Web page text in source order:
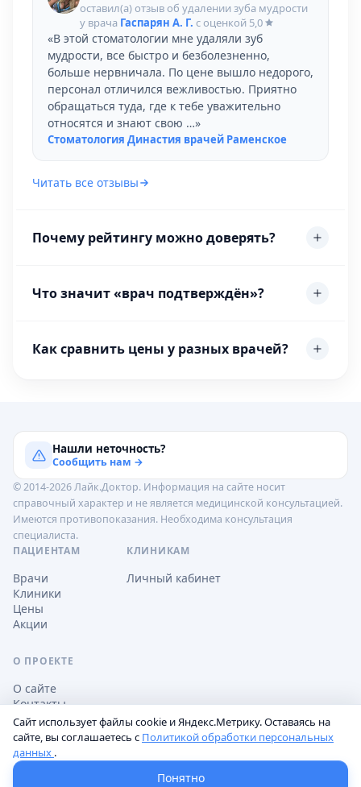
оставил(а) отзыв об удалении зуба мудрости
у врача Гаспарян А. Г. с оценкой 5,0
«В этой стоматологии мне удаляли зуб
мудрости, все быстро и безболезненно,
больше нервничала. По цене вышло недорого,
персонал отличился вежливостью. Приятно
обращаться туда, где к тебе уважительно
относятся и знают свою …»
Стоматология Династия врачей Раменское
Читать все отзывы
Почему рейтингу можно доверять?
Что значит «врач подтверждён»?
Как сравнить цены у разных врачей?
Нашли неточность?
Сообщить нам →
© 2014-2026 Лайк.Доктор. Информация на сайте носит
справочный характер и не является медицинской консультацией.
Имеются противопоказания. Необходима консультация
специалиста.
ПАЦИЕНТАМ
Врачи
Клиники
Цены
Акции
КЛИНИКАМ
Личный кабинет
О ПРОЕКТЕ
О сайте
Контакты
Обработка персональных данных
Пользовательское соглашениеНастройки cookie
Сайт использует файлы cookie и Яндекс.Метрику. Оставаясь на
сайте, вы соглашаетесь с Политикой обработки персональных
данных .
Понятно